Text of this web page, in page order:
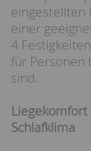
eingestellten
einer
4
für Personen
sind.
Schlafklima